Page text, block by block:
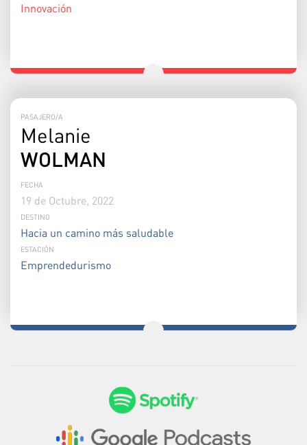
Innovación
PASAJERO/A
Melanie
WOLMAN
FECHA
19 de Octubre, 2022
DESTINO
Hacia un camino más saludable
ESTACIÓN
Emprendedurismo